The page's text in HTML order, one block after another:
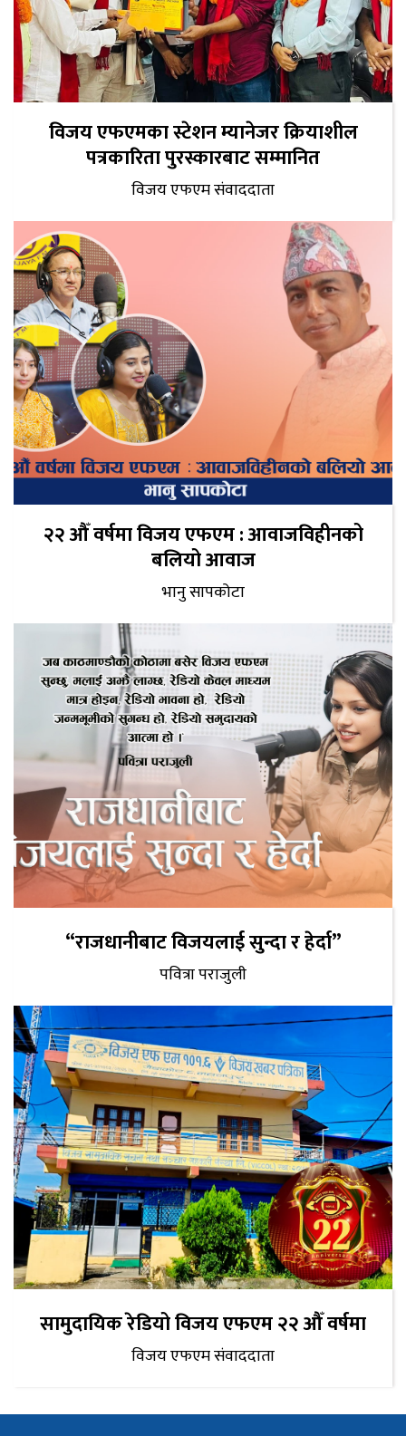
विजय एफएमका स्टेशन म्यानेजर क्रियाशील
पत्रकारिता पुरस्कारबाट सम्मानित
विजय एफएम संवाददाता
२२ औँ वर्षमा विजय एफएम : आवाजविहीनको
बलियो आवाज
भानु सापकोटा
“राजधानीबाट विजयलाई सुन्दा र हेर्दा”
पवित्रा पराजुली
सामुदायिक रेडियो विजय एफएम २२ औँ वर्षमा
विजय एफएम संवाददाता